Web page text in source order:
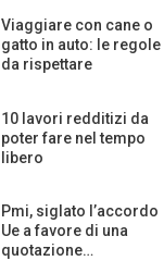
Viaggiare con cane o
gatto in auto: le regole
da rispettare
10 lavori redditizi da
poter fare nel tempo
libero
Pmi, siglato l’accordo
Ue a favore di una
quotazione…